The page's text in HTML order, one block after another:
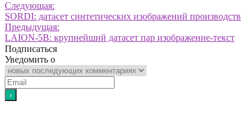
Следующая:
SORDI: датасет синтетических изображений производств
Предыдущая:
LAION-5B: крупнейший датасет пар изображение-текст
Подписаться
Уведомить о